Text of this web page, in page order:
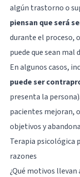
algún trastorno o
piensan que será
durante el proceso,
puede que sean mal
En algunos casos,
puede ser
presenta la
pacientes mejoran,
objetivos y
Terapia psicológica
razones
¿Qué motivos llevan